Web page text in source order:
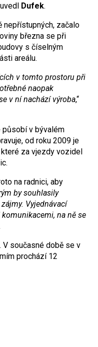
uvedl Dufek.
nepřístupných, začalo
března se při
s číselným
areálu.
v tomto prostoru při
naopak
v ní nachází výroba,“
v bývalém
od roku 2009 je
za vjezdy vozidel
na radnici, aby
by souhlasily
Vyjednávací
na ně se
současné době se v
prochází 12